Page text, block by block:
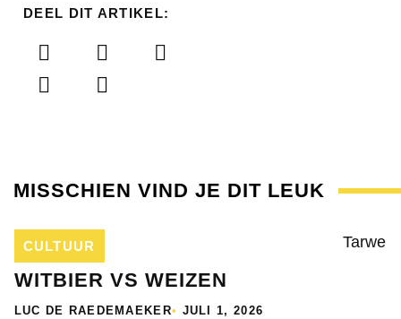
DEEL DIT ARTIKEL:
MISSCHIEN VIND JE DIT LEUK
CULTUUR
WITBIER VS WEIZEN
LUC DE RAEDEMAEKER• JULI 1, 2026